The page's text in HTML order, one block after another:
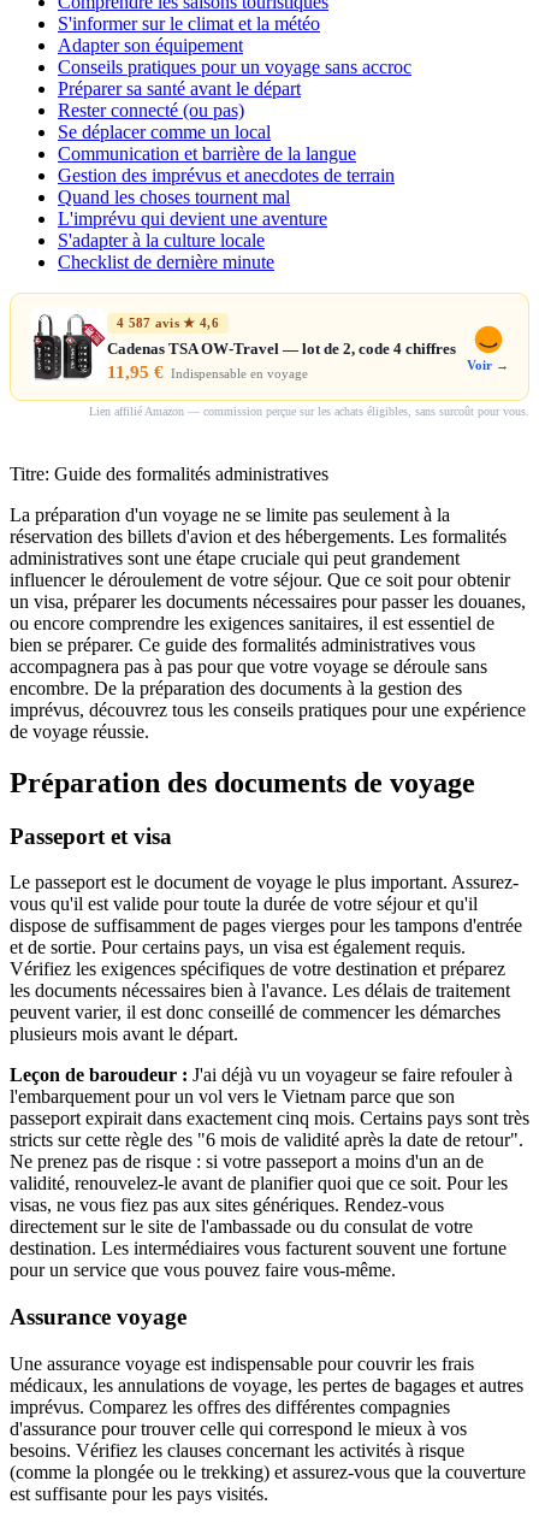
S'informer sur le climat et la météo
Adapter son équipement
Conseils pratiques pour un voyage sans accroc
Préparer sa santé avant le départ
Rester connecté (ou pas)
Se déplacer comme un local
Communication et barrière de la langue
Gestion des imprévus et anecdotes de terrain
Quand les choses tournent mal
L'imprévu qui devient une aventure
S'adapter à la culture locale
Checklist de dernière minute
4 587 avis ★ 4,6
Cadenas TSA OW-Travel — lot de 2, code 4 chiffres
11,95 € Indispensable en voyage
Voir →
Lien affilié Amazon — commission perçue sur les achats éligibles, sans surcoût pour vous.
Titre: Guide des formalités administratives
La préparation d'un voyage ne se limite pas seulement à la
réservation des billets d'avion et des hébergements. Les formalités
administratives sont une étape cruciale qui peut grandement
influencer le déroulement de votre séjour. Que ce soit pour obtenir
un visa, préparer les documents nécessaires pour passer les douanes,
ou encore comprendre les exigences sanitaires, il est essentiel de
bien se préparer. Ce guide des formalités administratives vous
accompagnera pas à pas pour que votre voyage se déroule sans
encombre. De la préparation des documents à la gestion des
imprévus, découvrez tous les conseils pratiques pour une expérience
de voyage réussie.
Préparation des documents de voyage
Passeport et visa
Le passeport est le document de voyage le plus important. Assurez-
vous qu'il est valide pour toute la durée de votre séjour et qu'il
dispose de suffisamment de pages vierges pour les tampons d'entrée
et de sortie. Pour certains pays, un visa est également requis.
Vérifiez les exigences spécifiques de votre destination et préparez
les documents nécessaires bien à l'avance. Les délais de traitement
peuvent varier, il est donc conseillé de commencer les démarches
plusieurs mois avant le départ.
Leçon de baroudeur : J'ai déjà vu un voyageur se faire refouler à
l'embarquement pour un vol vers le Vietnam parce que son
passeport expirait dans exactement cinq mois. Certains pays sont très
stricts sur cette règle des "6 mois de validité après la date de retour".
Ne prenez pas de risque : si votre passeport a moins d'un an de
validité, renouvelez-le avant de planifier quoi que ce soit. Pour les
visas, ne vous fiez pas aux sites génériques. Rendez-vous
directement sur le site de l'ambassade ou du consulat de votre
destination. Les intermédiaires vous facturent souvent une fortune
pour un service que vous pouvez faire vous-même.
Assurance voyage
Une assurance voyage est indispensable pour couvrir les frais
médicaux, les annulations de voyage, les pertes de bagages et autres
imprévus. Comparez les offres des différentes compagnies
d'assurance pour trouver celle qui correspond le mieux à vos
besoins. Vérifiez les clauses concernant les activités à risque
(comme la plongée ou le trekking) et assurez-vous que la couverture
est suffisante pour les pays visités.